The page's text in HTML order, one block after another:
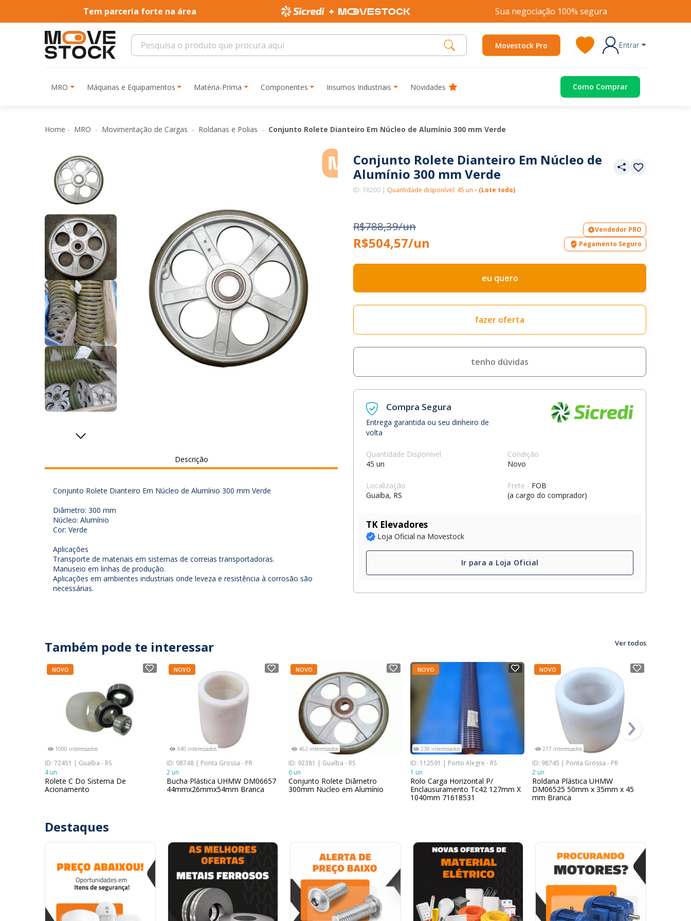
Tem parceria forte na área Sua negociação 100% segura
Movestock Pro Entrar
MRO Máquinas e Equipamentos Matéria-Prima Componentes Insumos Industriais Novidades Como Comprar
Home MRO Movimentação de Cargas Roldanas e Polias Conjunto Rolete Dianteiro Em Núcleo de Alumínio 300 mm Verde
Descrição
Conjunto Rolete Dianteiro Em Núcleo de Alumínio 300 mm Verde
Diâmetro: 300 mm
Núcleo: Alumínio
Cor: Verde
Aplicações
Transporte de materiais em sistemas de correias transportadoras.
Manuseio em linhas de produção.
Aplicações em ambientes industriais onde leveza e resistência à corrosão são
necessárias.
Conjunto Rolete Dianteiro Em Núcleo de
Alumínio 300 mm Verde
ID: 78200 | Quantidade disponível: 45 un - (Lote todo)
R$788,39/un
R$504,57/un
Vendedor PRO
Pagamento Seguro
eu quero
fazer oferta
tenho dúvidas
Compra Segura
Entrega garantida ou seu dinheiro de
volta
Quantidade Disponível
45 un
Localização
Guaíba, RS
Condição
Novo
Frete - FOB
(a cargo do comprador)
TK Elevadores
Loja Oficial na Movestock
Ir para a Loja Oficial
Também pode te interessar Ver todos
NOVO
1000 interessados
ID: 72451 | Guaíba - RS
4 un
Rolete C Do Sistema De
Acionamento
NOVO
340 interessados
ID: 98748 | Ponta Grossa - PR
2 un
Bucha Plástica UHMW DM06657
44mmx26mmx54mm Branca
NOVO
462 interessados
ID: 92381 | Guaíba - RS
6 un
Conjunto Rolete Diâmetro
300mm Nucleo em Alumínio
NOVO
238 interessados
ID: 112591 | Porto Alegre - RS
1 un
Rolo Carga Horizontal P/
Enclausuramento Tc42 127mm X
1040mm 71618531
NOVO
277 interessados
ID: 98745 | Ponta Grossa - PR
2 un
Roldana Plástica UHMW
DM06525 50mm x 35mm x 45
mm Branca
›
Destaques